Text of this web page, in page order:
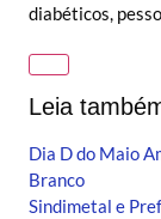
diabéticos,
Leia
Dia D do Maio
Branco
Sindimetal e